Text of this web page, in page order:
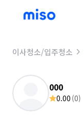
이사청소/입주청소
000
0.00 (0)